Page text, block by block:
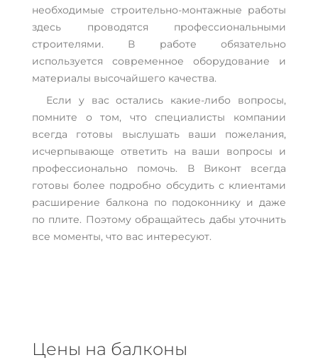
необходимые строительно-монтажные работы
здесь проводятся профессиональными
строителями. В работе обязательно
используется современное оборудование и
материалы высочайшего качества.
Если у вас остались какие-либо вопросы,
помните о том, что специалисты компании
всегда готовы выслушать ваши пожелания,
исчерпывающе ответить на ваши вопросы и
профессионально помочь. В Виконт всегда
готовы более подробно обсудить с клиентами
расширение балкона по подоконнику и даже
по плите. Поэтому обращайтесь дабы уточнить
все моменты, что вас интересуют.
Цены на балконы